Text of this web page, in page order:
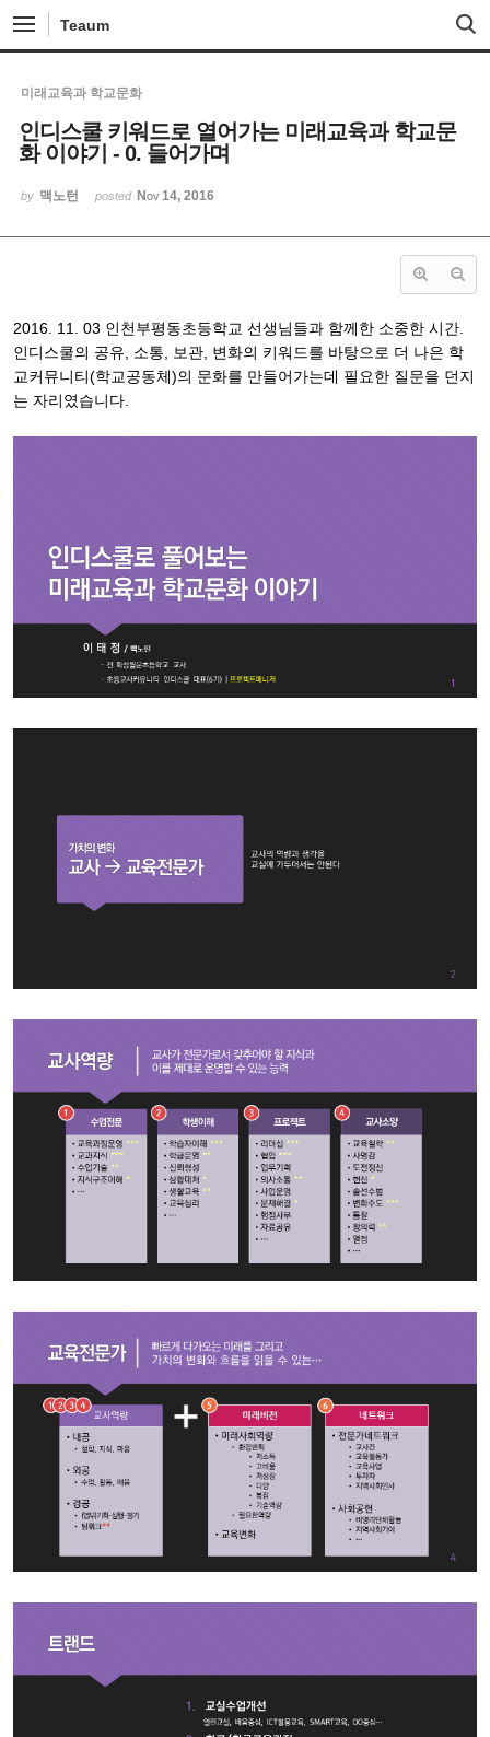
Teaum
미래교육과 학교문화
인디스쿨 키워드로 열어가는 미래교육과 학교문
화 이야기 - 0. 들어가며
by 맥노턴 posted Nov 14, 2016
2016. 11. 03 인천부평동초등학교 선생님들과 함께한 소중한 시간.
인디스쿨의 공유, 소통, 보관, 변화의 키워드를 바탕으로 더 나은 학
교커뮤니티(학교공동체)의 문화를 만들어가는데 필요한 질문을 던지
는 자리였습니다.